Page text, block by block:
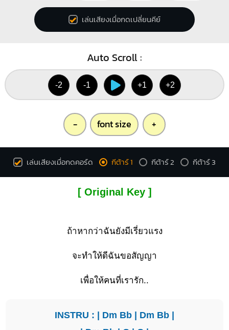
เล่นเสียงเมื่อกดเปลี่ยนคีย์
Auto Scroll :
-2 -1 +1 +2
- font size +
เล่นเสียงเมื่อกดคอร์ด กีต้าร์ 1 กีต้าร์ 2 กีต้าร์ 3
[ Original Key ]
ถ้าหากว่าฉันยังมีเรี่ยวแรง
จะทำให้ดีฉันขอสัญญา
เพื่อให้คนที่เรารัก..
INSTRU : | Dm Bb | Dm Bb |